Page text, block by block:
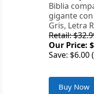
Biblia
gigante
Gris, Letra
Retail:
Our Price:
Save: $6.00
Buy Now